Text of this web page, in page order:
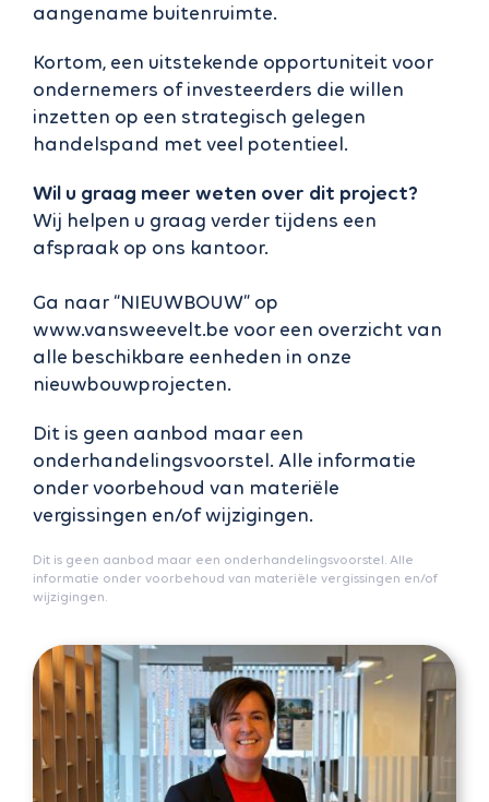
aangename buitenruimte.
Kortom, een uitstekende opportuniteit voor
ondernemers of investeerders die willen
inzetten op een strategisch gelegen
handelspand met veel potentieel.
Wil u graag meer weten over dit project?
Wij helpen u graag verder tijdens een
afspraak op ons kantoor.
Ga naar “NIEUWBOUW” op
www.vansweevelt.be voor een overzicht van
alle beschikbare eenheden in onze
nieuwbouwprojecten.
Dit is geen aanbod maar een
onderhandelingsvoorstel. Alle informatie
onder voorbehoud van materiële
vergissingen en/of wijzigingen.
Dit is geen aanbod maar een onderhandelingsvoorstel. Alle
informatie onder voorbehoud van materiële vergissingen en/of
wijzigingen.